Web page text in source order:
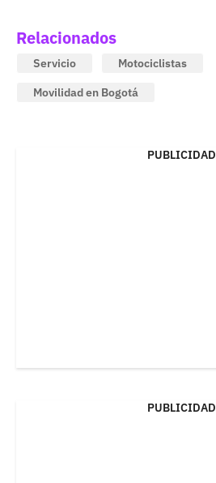
Relacionados
Servicio
Motociclistas
Movilidad en Bogotá
PUBLICIDAD
PUBLICIDAD